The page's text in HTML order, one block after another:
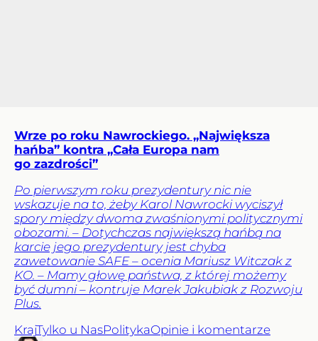
Wrze po roku Nawrockiego. „Największa
hańba” kontra „Cała Europa nam
go zazdrości”
Po pierwszym roku prezydentury nic nie
wskazuje na to, żeby Karol Nawrocki wyciszył
spory między dwoma zwaśnionymi politycznymi
obozami. – Dotychczas największą hańbą na
karcie jego prezydentury jest chyba
zawetowanie SAFE – ocenia Mariusz Witczak z
KO. – Mamy głowę państwa, z której możemy
być dumni – kontruje Marek Jakubiak z Rozwoju
Plus.
KrajTylko u NasPolitykaOpinie i komentarze